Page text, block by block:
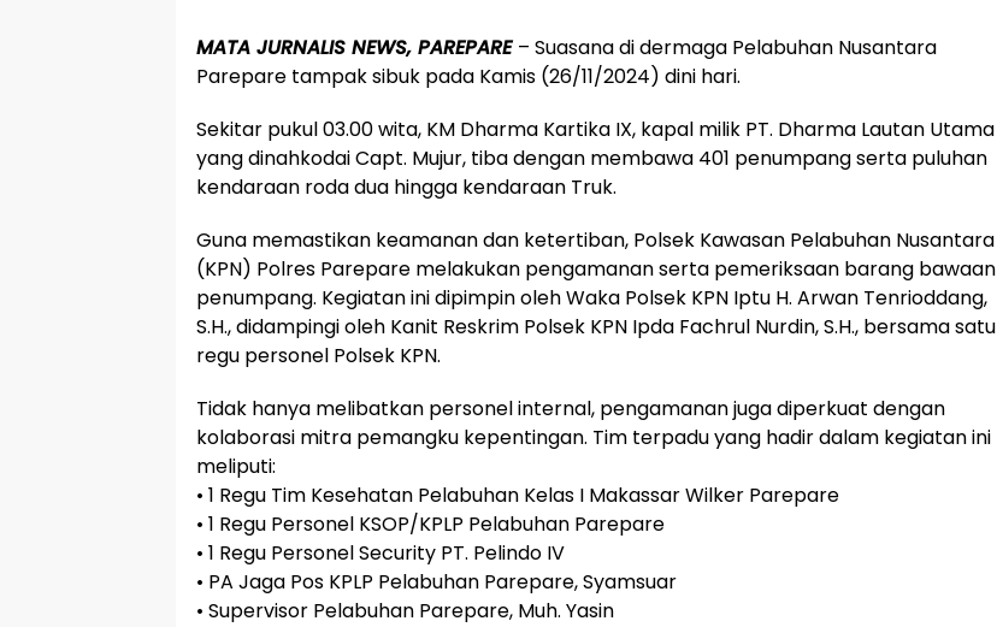
MATA JURNALIS NEWS, PAREPARE– Suasana di dermaga Pelabuhan Nusantara
Parepare tampak sibuk pada Kamis (26/11/2024) dini hari.
Sekitar pukul 03.00 wita, KM Dharma Kartika IX, kapal milik PT. Dharma Lautan Utama
yang dinahkodai Capt. Mujur, tiba dengan membawa 401 penumpang serta puluhan
kendaraan roda dua hingga kendaraan Truk.
Guna memastikan keamanan dan ketertiban, Polsek Kawasan Pelabuhan Nusantara
(KPN) Polres Parepare melakukan pengamanan serta pemeriksaan barang bawaan
penumpang. Kegiatan ini dipimpin oleh Waka Polsek KPN Iptu H. Arwan Tenrioddang,
S.H., didampingi oleh Kanit Reskrim Polsek KPN Ipda Fachrul Nurdin, S.H., bersama satu
regu personel Polsek KPN.
Tidak hanya melibatkan personel internal, pengamanan juga diperkuat dengan
kolaborasi mitra pemangku kepentingan. Tim terpadu yang hadir dalam kegiatan ini
meliputi:
• 1 Regu Tim Kesehatan Pelabuhan Kelas I Makassar Wilker Parepare
• 1 Regu Personel KSOP/KPLP Pelabuhan Parepare
• 1 Regu Personel Security PT. Pelindo IV
• PA Jaga Pos KPLP Pelabuhan Parepare, Syamsuar
• Supervisor Pelabuhan Parepare, Muh. Yasin